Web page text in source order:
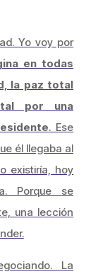
Yo voy por
en todas
la paz total
por una
. Ese
él llegaba al
existiría, hoy
Porque se
una lección
La